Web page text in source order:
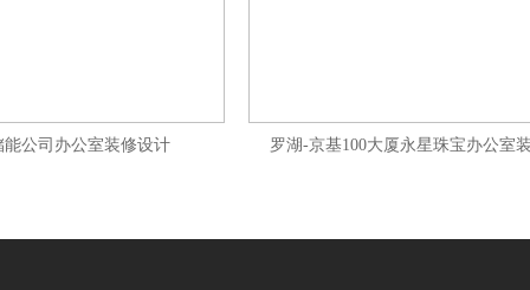
能公司办公室装修设计 罗湖-京基100大厦永星珠宝办公室